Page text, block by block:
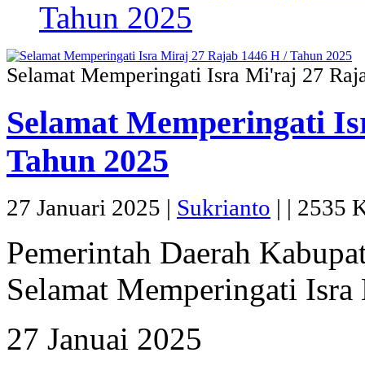
Tahun 2025
Selamat Memperingati Isra Mi'raj 27
Selamat Memperingati
Tahun 2025
27 Januari 2025 | Sukrianto | | 2535
Pemerintah Daerah
Selamat Memperingati
27 Januai 2025